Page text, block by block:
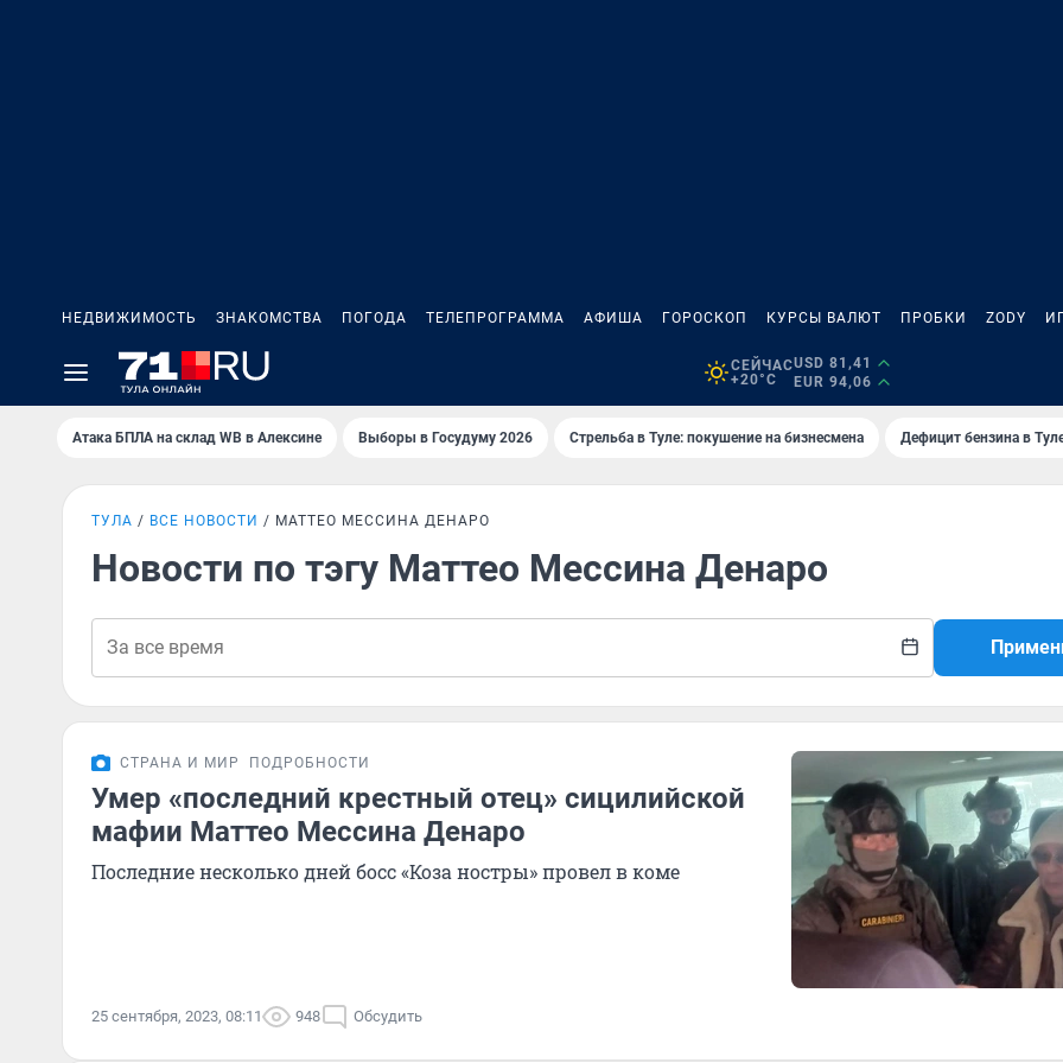
НЕДВИЖИМОСТЬ ЗНАКОМСТВА ПОГОДА ТЕЛЕПРОГРАММА АФИША ГОРОСКОП КУРСЫ ВАЛЮТ ПРОБКИ ZODY
СЕЙЧАС
+20°C
USD 81,41
EUR 94,06
Атака БПЛА на склад WB в Алексине Выборы в Госудуму 2026 Стрельба в Туле: покушение на бизнесмена Дефицит бензина в
ТУЛА ВСЕ НОВОСТИ МАТТЕО МЕССИНА ДЕНАРО
Новости по тэгу Маттео Мессина Денаро
СТРАНА И МИР ПОДРОБНОСТИ
Умер «последний крестный отец» сицилийской
мафии Маттео Мессина Денаро
Последние несколько дней босс «Коза ностры» провел в коме
25 сентября, 2023, 08:11 948 Обсудить